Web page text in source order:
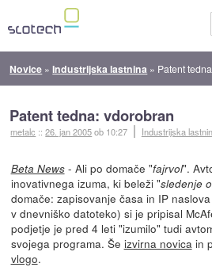
Novice »Industrijska lastnina » Patent
Patent tedna: vdorobran
metalc ::26. jan 2005ob 10:27 Industrijska
Beta News- Ali po domače "fajrvol".
inovativnega izuma, ki beleži "sledenje
domače: zapisovanje časa in IP
v dnevniško datoteko) si je pripisal
podjetje je pred 4 leti "izumilo" tudi
svojega programa. Še izvirna novica in
vlogo.